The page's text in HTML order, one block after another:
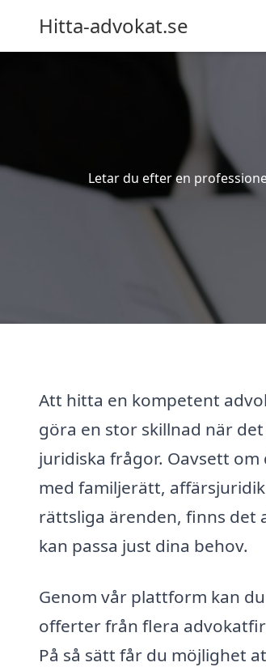
Hitta-advokat.se
Letar du efter en
Att hitta en kompetent
göra en stor skillnad när
juridiska frågor. Oavsett
med familjerätt,
rättsliga ärenden, finns det
kan passa just dina behov.
Genom vår plattform kan
offerter från flera
På så sätt får du möjlighet